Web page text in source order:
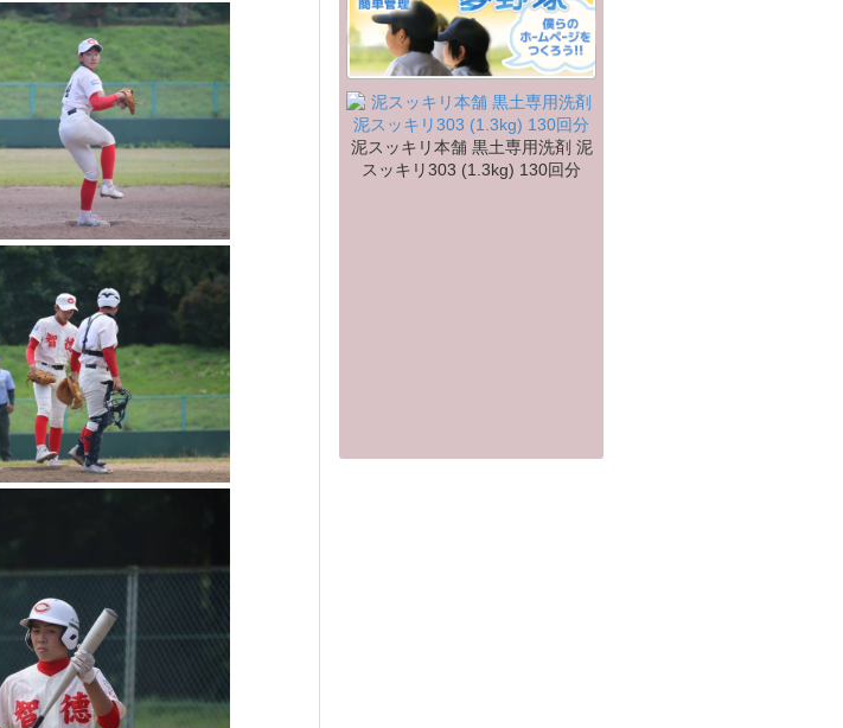
泥スッキリ本舗 黒土専用洗剤 泥
スッキリ303 (1.3kg) 130回分